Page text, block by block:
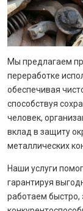
Мы предлагаем
переработке
обеспечивая
способствуя
человек,
вклад в защиту
металлических
Наши услуги
гарантируя
работаем